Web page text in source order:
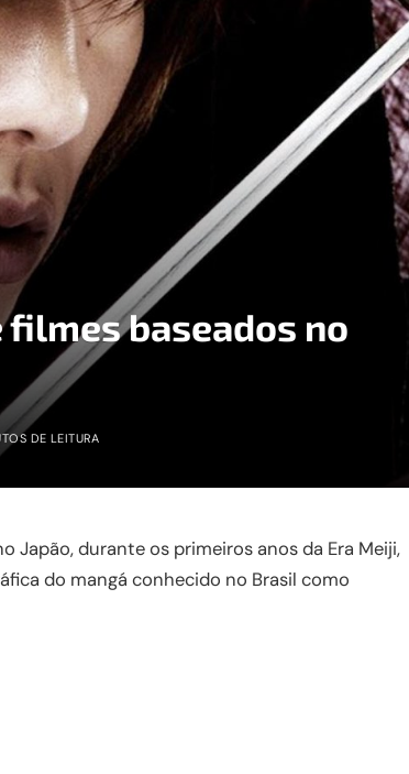
baseados no
DE LEITURA
Japão, durante os primeiros anos da Era Meiji,
do mangá conhecido no Brasil como